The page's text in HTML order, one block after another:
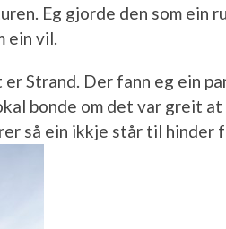
Eg gjorde den som ein
ein vil.
Strand. Der fann eg ein
bonde om det var greit
så ein ikkje står til hinder